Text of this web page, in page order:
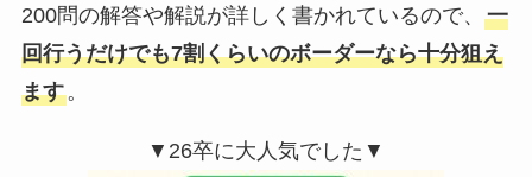
200問の解答や解説が詳しく書かれているので、 一
回行うだけでも7割くらいのボーダーなら十分狙え
ます。
▼26卒に大人気でした▼